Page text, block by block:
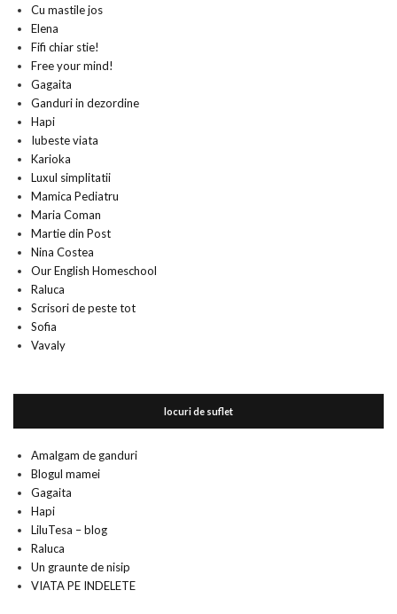
Cu mastile jos
Elena
Fifi chiar stie!
Free your mind!
Gagaita
Ganduri in dezordine
Hapi
Iubeste viata
Karioka
Luxul simplitatii
Mamica Pediatru
Maria Coman
Martie din Post
Nina Costea
Our English Homeschool
Raluca
Scrisori de peste tot
Sofia
Vavaly
locuri de suflet
Amalgam de ganduri
Blogul mamei
Gagaita
Hapi
LiluTesa – blog
Raluca
Un graunte de nisip
VIATA PE INDELETE